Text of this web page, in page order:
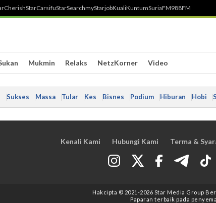
StarCarsifuStarSearchmyStarjobKualiKuntumSuriaFM988FM
Mukmin Relaks NetzKorner Video
Sukses Massa Tular Kes Bisnes Podium Hiburan Hobi
Kenali Kami Hubungi Kami Terma &
Hakcipta © 2021 -2026 Star Media Group
Paparan terbaik pada